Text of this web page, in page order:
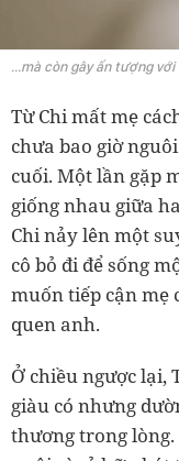
...mà còn gây ấn tượng
Từ Chi mất mẹ
chưa bao giờ
cuối. Một lần gặp
giống nhau giữa
Chi nảy lên một
cô bỏ đi để sống
muốn tiếp cận mẹ
quen anh.
Ở chiều ngược lại,
giàu có nhưng
thương trong